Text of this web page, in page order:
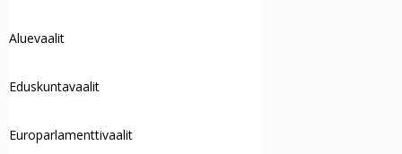
Aluevaalit
Eduskuntavaalit
Europarlamenttivaalit